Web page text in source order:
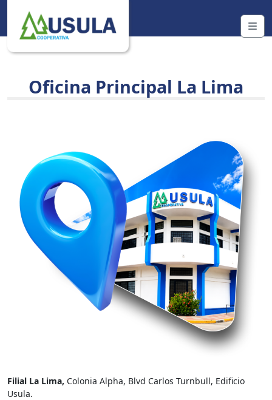
Oficina Principal La Lima
Filial La Lima, Colonia Alpha, Blvd Carlos Turnbull, Edificio
Usula.